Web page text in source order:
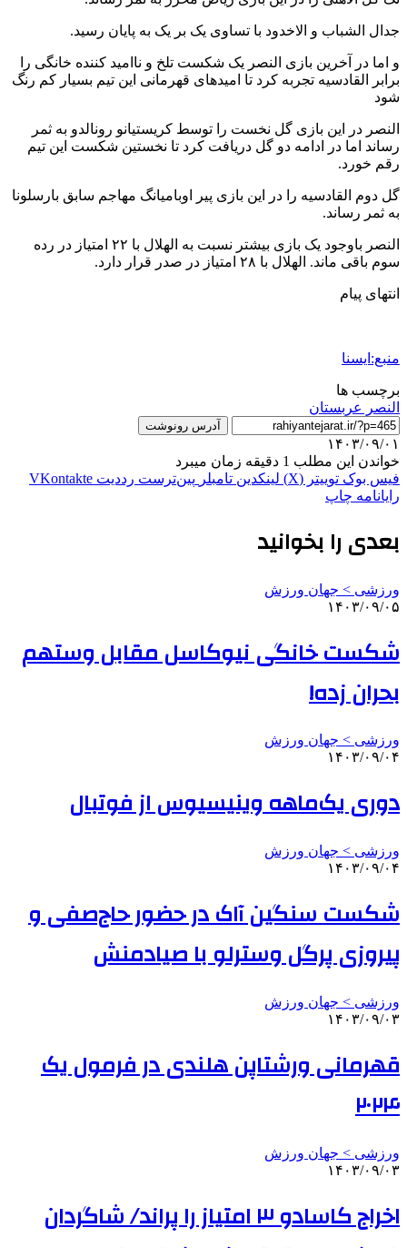
جدال الشباب و الاخدود با تساوی یک بر یک به پایان رسید.
و اما در آخرین بازی النصر یک شکست تلخ و ناامید کننده خانگی را
برابر القادسیه تجربه کرد تا امیدهای قهرمانی این تیم بسیار کم رنگ
شود ‌
النصر در این بازی گل نخست را توسط کریستیانو رونالدو به ثمر
رساند اما در ادامه دو گل دریافت کرد تا نخستین شکست این تیم
رقم خورد.
گل دوم القادسیه را در این بازی پیر اوبامیانگ مهاجم سابق بارسلونا
به ثمر رساند.
النصر باوجود یک بازی بیشتر نسبت به الهلال با ۲۲ امتیاز در رده
سوم باقی ماند. الهلال با ۲۸ امتیاز در صدر قرار دارد.
انتهای پیام
منبع:ایسنا
برچسب ها
النصر عربستان
آدرس رونوشت
۱۴۰۳/۰۹/۰۱
خواندن این مطلب 1 دقیقه زمان میبرد
فیس بوک توییتر (X) لینکدین ‫تامبلر ‫پین‌ترست ‫رددیت ‫VKontakte
رایانامه چاپ
بعدی را بخوانید
ورزشی > جهان ورزش
۱۴۰۳/۰۹/۰۵
شکست خانگی نیوکاسل مقابل وستهم
بحران زده!
ورزشی > جهان ورزش
۱۴۰۳/۰۹/۰۴
دوری یک‌ماهه وینیسیوس از فوتبال
ورزشی > جهان ورزش
۱۴۰۳/۰۹/۰۴
شکست سنگین آاک در حضور حاج‌صفی و
پیروزی پرگل وسترلو با صیادمنش
ورزشی > جهان ورزش
۱۴۰۳/۰۹/۰۳
قهرمانی ورشتاپن هلندی در فرمول یک
۲۰۲۴
ورزشی > جهان ورزش
۱۴۰۳/۰۹/۰۳
اخراج کاسادو ۳ امتیاز را پراند/ شاگردان